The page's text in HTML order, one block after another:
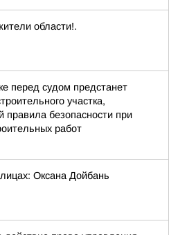
области!.
перед судом предстанет
участка,
правила безопасности при
работ
Оксана Дойбань